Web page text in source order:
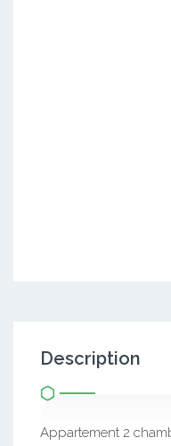
Description
Appartement 2